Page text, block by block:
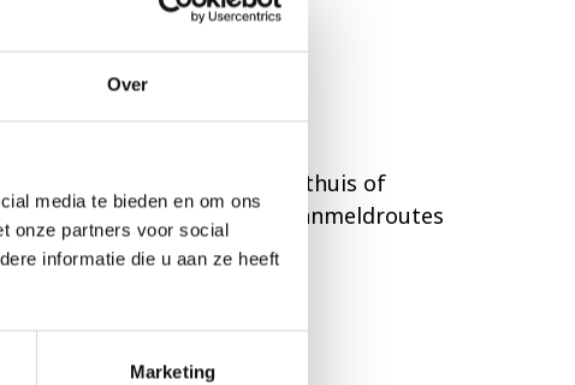
Over
media te bieden en om ons
onze partners voor social
informatie die u aan ze heeft
Marketing
aanmelden voor begeleiding thuis of
hebben we verschillende aanmeldroutes
richtlijnen.